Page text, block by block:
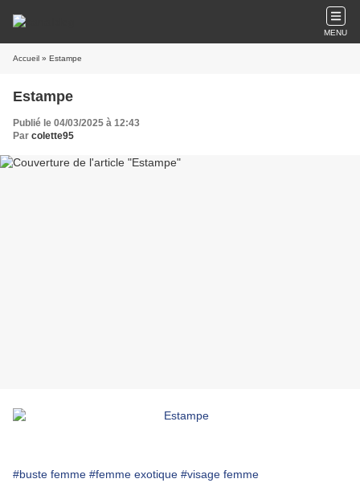
MENU
Accueil » Estampe
Estampe
Publié le 04/03/2025 à 12:43
Par colette95
#buste femme #femme exotique #visage femme